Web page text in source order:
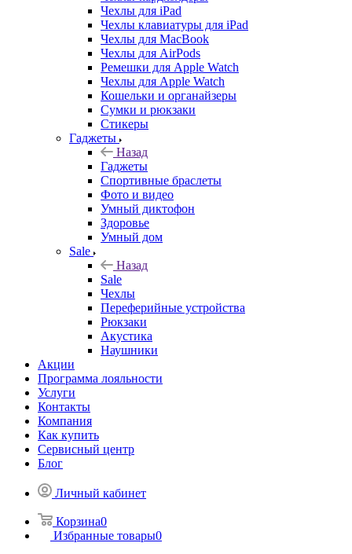
Чехлы для iPad
Чехлы клавиатуры для iPad
Чехлы для MacBook
Чехлы для AirPods
Ремешки для Apple Watch
Чехлы для Apple Watch
Кошельки и органайзеры
Сумки и рюкзаки
Стикеры
Гаджеты
Назад
Гаджеты
Спортивные браслеты
Фото и видео
Умный диктофон
Здоровье
Умный дом
Sale
Назад
Sale
Чехлы
Переферийные устройства
Рюкзаки
Акустика
Наушники
Акции
Программа лояльности
Услуги
Контакты
Компания
Как купить
Сервисный центр
Блог
Личный кабинет
Корзина0
Избранные товары0